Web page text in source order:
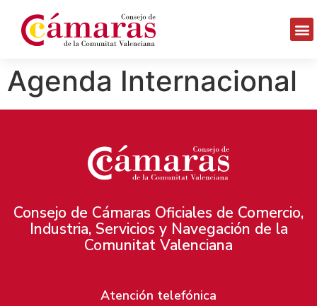
Agenda Internacional
Consejo de Cámaras Oficiales de Comercio,
Industria, Servicios y Navegación de la
Comunitat Valenciana
Atención telefónica